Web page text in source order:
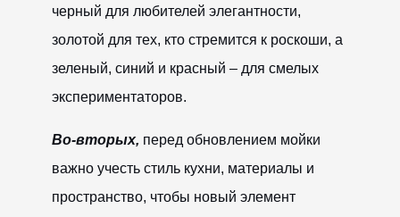
черный для любителей элегантности,
золотой для тех, кто стремится к роскоши, а
зеленый, синий и красный – для смелых
экспериментаторов.
Во-вторых, перед обновлением мойки
важно учесть стиль кухни, материалы и
пространство, чтобы новый элемент